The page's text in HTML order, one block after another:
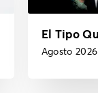
Agosto 2026